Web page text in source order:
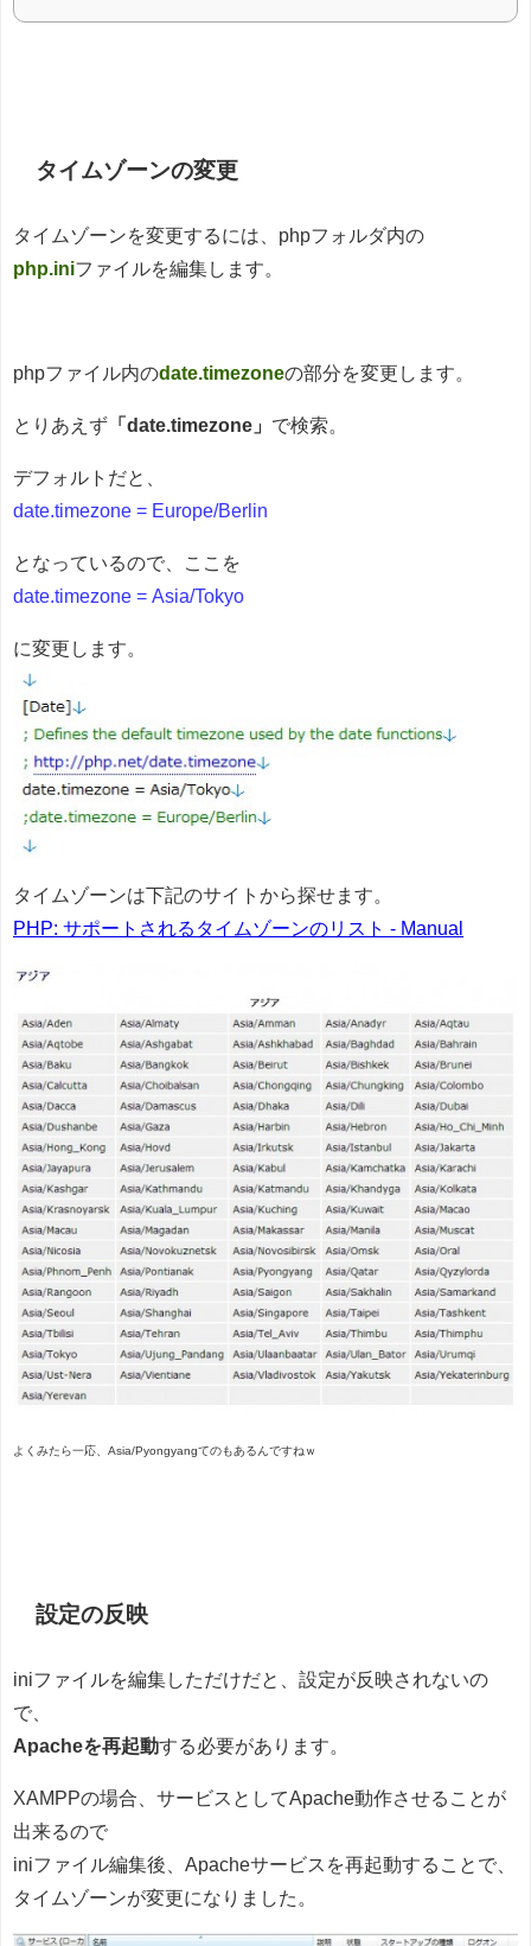
タイムゾーンの変更
タイムゾーンを変更するには、phpフォルダ内の
php.iniファイルを編集します。
phpファイル内のdate.timezoneの部分を変更します。
とりあえず 「date.timezone」 で検索。
デフォルトだと、
date.timezone = Europe/Berlin
となっているので、ここを
date.timezone = Asia/Tokyo
に変更します。
タイムゾーンは下記のサイトから探せます。
PHP: サポートされるタイムゾーンのリスト - Manual
よくみたら一応、Asia/Pyongyangてのもあるんですねｗ
設定の反映
iniファイルを編集しただけだと、設定が反映されないの
で、
Apacheを再起動する必要があります。
XAMPPの場合、サービスとしてApache動作させることが
出来るので
iniファイル編集後、Apacheサービスを再起動することで、
タイムゾーンが変更になりました。